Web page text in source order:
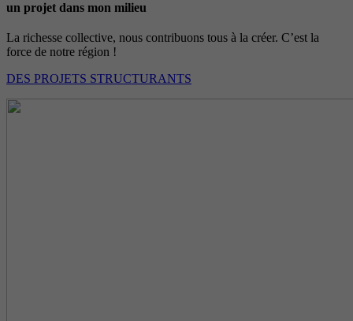
un projet dans mon milieu
La richesse collective, nous contribuons tous à la créer. C’est la
force de notre région !
DES PROJETS STRUCTURANTS